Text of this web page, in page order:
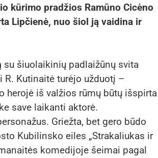
kūrimo pradžios Ramūno Cicėno
Lipčienė, nuo šiol ją vaidina ir
su šiuolaikinių padlaižūnų svita
Kutinaitė turėjo užduotį –
herojė iš valžios rūmų būtų išspirta
save laikanti aktorė.
Griežta, bet gero būdo
Kubilinsko eiles „Strakaliukas ir
komedijoje šeimai pagal